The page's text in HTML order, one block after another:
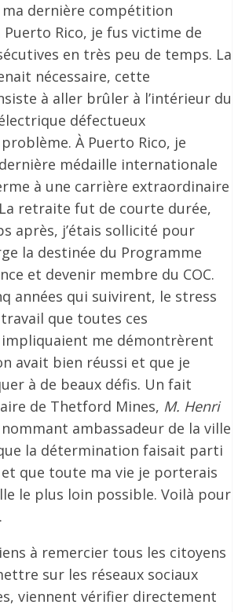
dernière compétition
Rico, je fus victime de
en très peu de temps. La
nécessaire, cette
à aller brûler à l’intérieur du
défectueux
À Puerto Rico, je
médaille internationale
à une carrière extraordinaire
retraite fut de courte durée,
après, j’étais sollicité pour
la destinée du Programme
et devenir membre du COC.
années qui suivirent, le stress
que toutes ces
me démontrèrent
avait bien réussi et que je
à de beaux défis. Un fait
de Thetford Mines, M. Henri
ambassadeur de la ville
la détermination faisait parti
que toute ma vie je porterais
le plus loin possible. Voilà pour
à remercier tous les citoyens
sur les réseaux sociaux
viennent vérifier directement